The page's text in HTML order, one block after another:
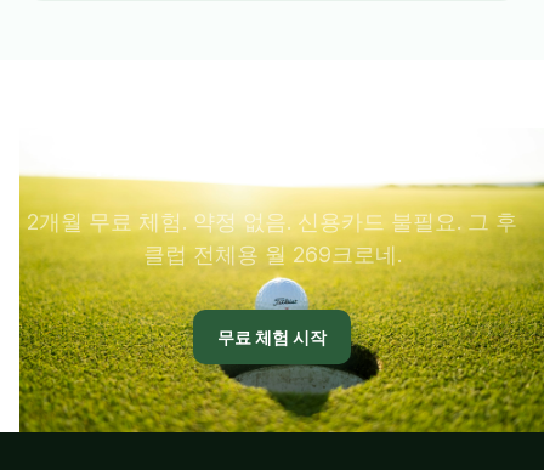
2개월 무료 체험. 약정 없음. 신용카드 불필요. 그 후
클럽 전체용 월 269크로네.
무료 체험 시작